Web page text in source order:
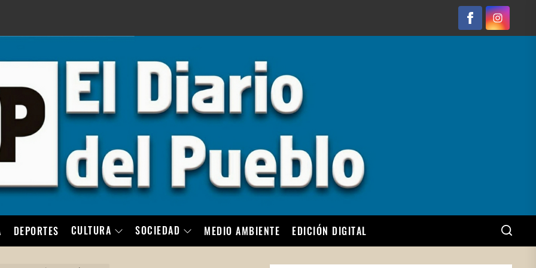
FacebookInstagram
DEPORTES CULTURA SOCIEDAD MEDIO AMBIENTE EDICIÓN DIGITAL